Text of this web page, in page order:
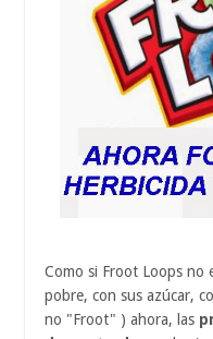
Como si Froot Loops no
pobre, con sus azúcar,
no "Froot" ) ahora, las